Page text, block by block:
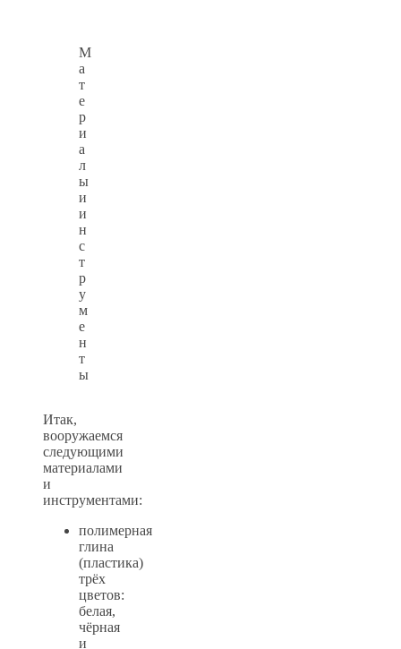
М
а
т
е
р
и
а
л
ы
и
и
н
с
т
р
у
м
е
н
т
ы
Итак,
вооружаемся
следующими
материалами
и
инструментами:
полимерная
глина
(пластика)
трёх
цветов:
белая,
чёрная
и